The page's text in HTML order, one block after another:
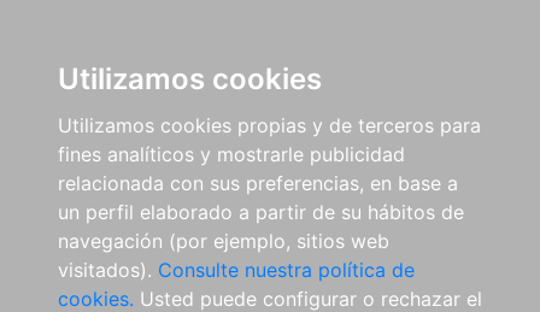
Utilizamos cookies
Utilizamos cookies propias y de terceros para
fines analíticos y mostrarle publicidad
relacionada con sus preferencias, en base a
un perfil elaborado a partir de su hábitos de
navegación (por ejemplo, sitios web
visitados). Consulte nuestra política de
cookies. Usted puede configurar o rechazar el